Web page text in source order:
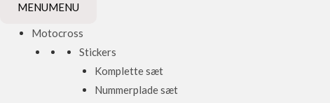
MENUMENU
Motocross
Stickers
Komplette sæt
Nummerplade sæt